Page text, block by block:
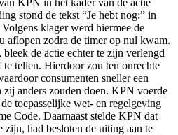
KPN in het kader van de actie
stond de tekst “Je hebt nog:” in
klager werd hiermee de
aflopen zodra de timer op nul kwam.
de actie echter te zijn verlengd
tellen. Hierdoor zou ten onrechte
consumenten sneller een
zij anders zouden doen. KPN voerde
toepasselijke wet- en regelgeving
Code. Daarnaast stelde KPN dat
had besloten de uiting aan te